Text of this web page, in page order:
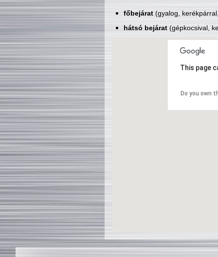
főbejárat(gyalog,
hátsó bejárat(gépkocsival,
This page
Do you own